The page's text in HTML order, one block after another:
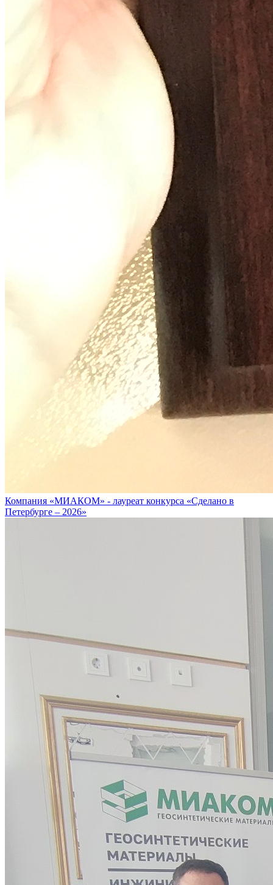
Компания «МИАКОМ» - лауреат конкурса «Сделано в
Петербурге – 2026»